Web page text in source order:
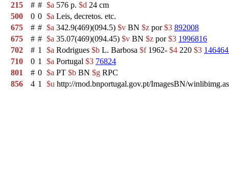
215
# # $a 576 p. $d 24 cm
500
0 0 $a Leis, decretos. etc.
675
# # $a 342.9(469)(094.5) $v BN $z por$3 892008
675
# # $a 35.07(469)(094.45) $v BN $z por$3 1996816
702
# 1 $a Rodrigues $b L. Barbosa $f1962- $4 220 $3
710
0 1 $a Portugal $3 76824
801
# 0 $a PT $b BN $g RPC
856
4 1 $u http://rnod.bnportugal.gov.pt/ImagesBN/